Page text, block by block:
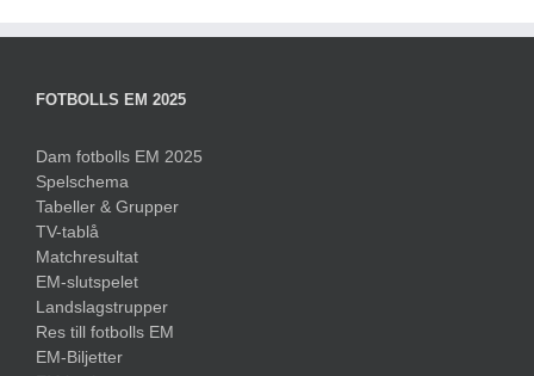
FOTBOLLS EM 2025
Dam fotbolls EM 2025
Spelschema
Tabeller & Grupper
TV-tablå
Matchresultat
EM-slutspelet
Landslagstrupper
Res till fotbolls EM
EM-Biljetter